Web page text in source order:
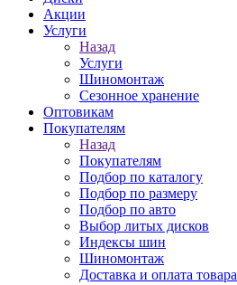
Акции
Услуги
Назад
Услуги
Шиномонтаж
Сезонное хранение
Оптовикам
Покупателям
Назад
Покупателям
Подбор по каталогу
Подбор по размеру
Подбор по авто
Выбор литых дисков
Индексы шин
Шиномонтаж
Доставка и оплата товара